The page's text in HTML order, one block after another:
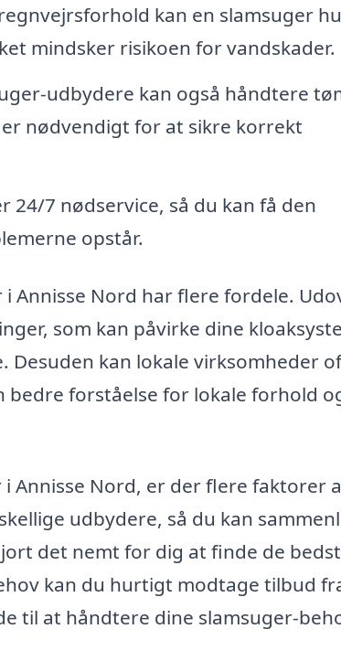
kan en slamsuger
mindsker risikoen for vandskader.
udbydere kan også håndtere
nødvendigt for at sikre korrekt
24/7 nødservice, så du kan få den
opstår.
Annisse Nord har flere fordele.
som kan påvirke dine
Desuden kan lokale virksomheder
forståelse for lokale forhold
Annisse Nord, er der flere faktorer
udbydere, så du kan
det nemt for dig at finde de
kan du hurtigt modtage tilbud
til at håndtere dine slamsuger-